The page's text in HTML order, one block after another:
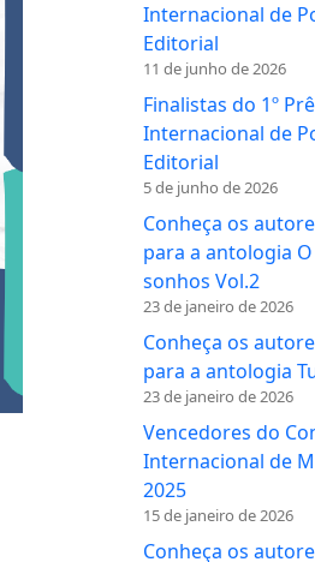
Internacional de
Editorial
11 de junho de 2026
Finalistas do 1º
Internacional de
Editorial
5 de junho de 2026
Conheça os
para a antologia
sonhos Vol.2
23 de janeiro de 2026
Conheça os
para a antologia
23 de janeiro de 2026
Vencedores do
Internacional de
2025
15 de janeiro de 2026
Conheça os